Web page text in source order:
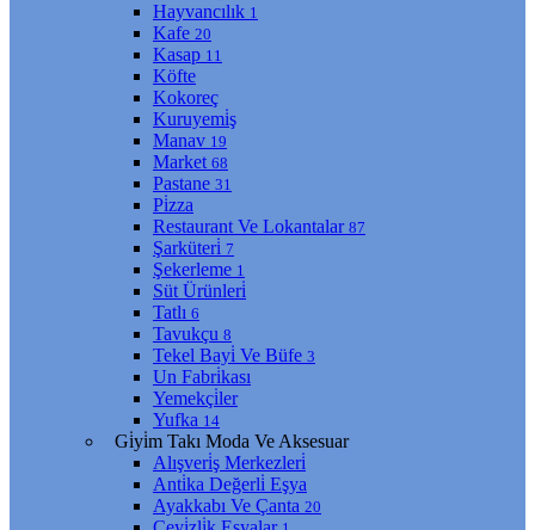
Hayvancılık 1
Kafe 20
Kasap 11
Köfte
Kokoreç
Kuruyemi̇ş
Manav 19
Market 68
Pastane 31
Pi̇zza
Restaurant Ve Lokantalar 87
Şarküteri̇ 7
Şekerleme 1
Süt Ürünleri̇
Tatlı 6
Tavukçu 8
Tekel Bayi̇ Ve Büfe 3
Un Fabri̇kası
Yemekçi̇ler
Yufka 14
Gi̇yi̇m Takı Moda Ve Aksesuar
Alışveri̇ş Merkezleri̇
Anti̇ka Değerli̇ Eşya
Ayakkabı Ve Çanta 20